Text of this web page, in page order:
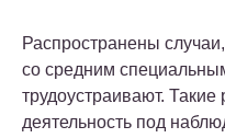
Распространены
со средним
трудоустраивают.
деятельность под